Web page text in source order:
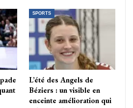
SPORTS
L’été des Angels de
Béziers : un visible en
enceinte amélioration qui